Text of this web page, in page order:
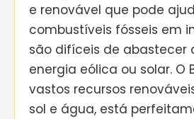
e renovável que pode
combustíveis fósseis em
são difíceis de abastecer
energia eólica ou solar. O
vastos recursos
sol e água, está